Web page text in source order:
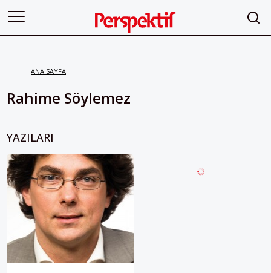
ANA SAYFA
Rahime Söylemez
YAZILARI